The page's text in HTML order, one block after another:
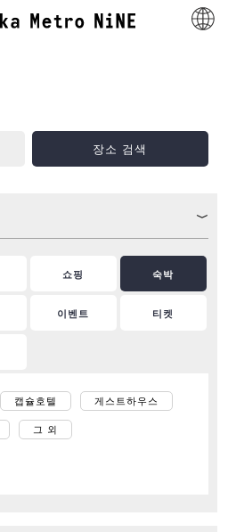
장소 검색
쇼핑 숙박
이벤트 티켓
캡슐호텔 게스트하우스
그 외